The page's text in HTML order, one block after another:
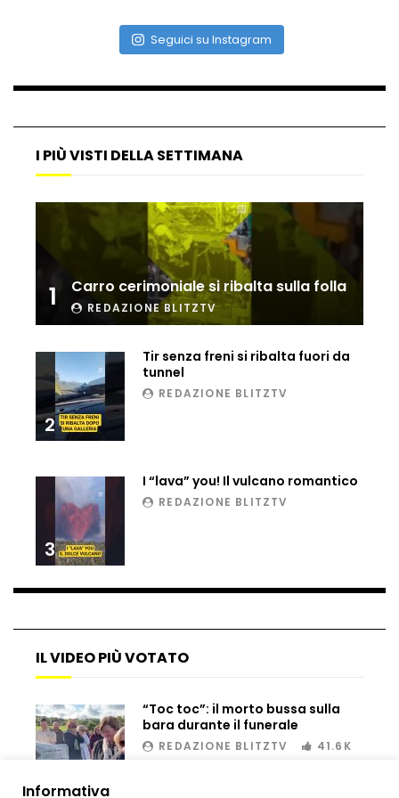
Ammiocuggino con la ruspa… finisce
attimi di paura
Incidente aereo a Mogadiscio, aereo
perde il controllo
Ucraina, ecco come gli F16 intercettano
i droni russi
Tir bloccato sul passaggio a livello:
treno lo distrugge
Parco divertimenti, attrazione cede
all’improvviso
tragedia a Petén
Bombe russe sulle montagne per creare
Seguici su Instagram
I PIÙ VISTI DELLA SETTIMANA
1 Carro cerimoniale si ribalta sulla folla
REDAZIONE BLITZTV
2
Tir senza freni si ribalta fuori da
tunnel
REDAZIONE BLITZTV
3
I “lava” you! Il vulcano romantico
REDAZIONE BLITZTV
IL VIDEO PIÙ VOTATO
00:02
“Toc toc”: il morto bussa sulla
bara durante il funerale
REDAZIONE BLITZTV 41.6K
Informativa